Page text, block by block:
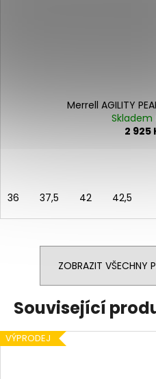
Merrell AGILITY
Skladem
2 925
36 37,5 42 42,5
ZOBRAZIT VŠECHNY
Související
VÝPRODEJ